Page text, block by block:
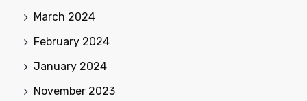
March 2024
February 2024
January 2024
November 2023